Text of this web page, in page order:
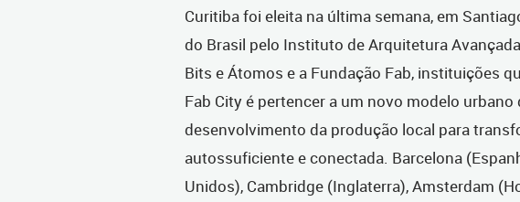
Curitiba foi eleita na última semana, em
do Brasil pelo Instituto de Arquitetura
Bits e Átomos e a Fundação Fab, instituições
Fab City é pertencer a um novo modelo urbano
desenvolvimento da produção local para
autossuficiente e conectada. Barcelona
Unidos), Cambridge (Inglaterra), Amsterdam